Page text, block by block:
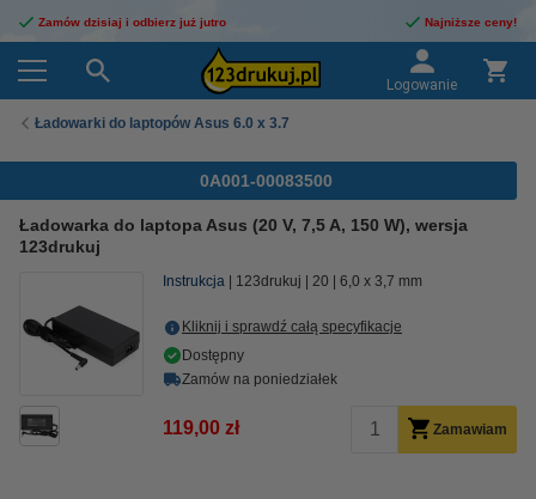
Zamów dzisiaj i odbierz już jutro Najniższe ceny!
Logowanie
Ładowarki do laptopów Asus 6.0 x 3.7
0A001-00083500
Ładowarka do laptopa Asus (20 V, 7,5 A, 150 W), wersja
123drukuj
Instrukcja 123drukuj 20 6,0 x 3,7 mm
Kliknij i sprawdź całą specyfikacje
Dostępny
Zamów na poniedziałek
119,00 zł Zamawiam